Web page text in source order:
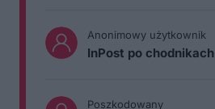
Anonimowy użytkownik
InPost po chodnikach
Poszkodowany